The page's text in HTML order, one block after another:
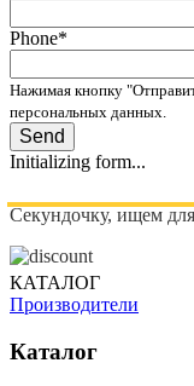
Phone*
Нажимая кнопку
персональных данных.
Send
Initializing form...
Секундочку, ищем
КАТАЛОГ
Производители
Каталог